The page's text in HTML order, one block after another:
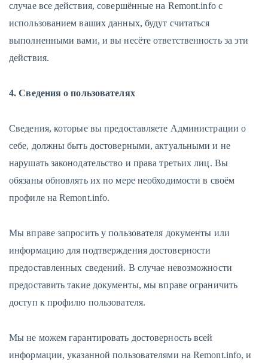
случае все действия, совершённые на Remont.info с
использованием ваших данных, будут считаться
выполненными вами, и вы несёте ответственность за эти
действия.
4. Сведения о пользователях
Сведения, которые вы предоставляете Администрации о
себе, должны быть достоверными, актуальными и не
нарушать законодательство и права третьих лиц. Вы
обязаны обновлять их по мере необходимости в своём
профиле на Remont.info.
Мы вправе запросить у пользователя документы или
информацию для подтверждения достоверности
предоставленных сведений. В случае невозможности
предоставить такие документы, мы вправе ограничить
доступ к профилю пользователя.
Мы не можем гарантировать достоверность всей
информации, указанной пользователями на Remont.info, и